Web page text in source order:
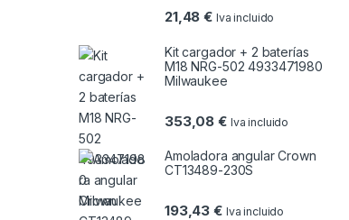
21,48€ Iva incluido
Kit cargador + 2 baterías
M18 NRG-502 4933471980
Milwaukee
353,08€ Iva incluido
Amoladora angular Crown
CT13489-230S
193,43€ Iva incluido